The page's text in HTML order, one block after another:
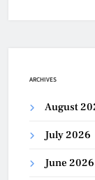
ARCHIVES
August
July 2026
June 2026